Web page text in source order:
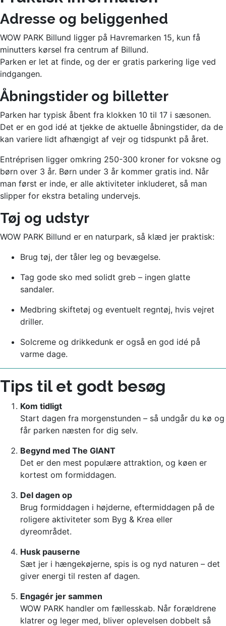
Adresse og beliggenhed
WOW PARK Billund ligger på Havremarken 15, kun få
minutters kørsel fra centrum af Billund.
Parken er let at finde, og der er gratis parkering lige ved
indgangen.
Åbningstider og billetter
Parken har typisk åbent fra klokken 10 til 17 i sæsonen.
Det er en god idé at tjekke de aktuelle åbningstider, da de
kan variere lidt afhængigt af vejr og tidspunkt på året.
Entréprisen ligger omkring 250-300 kroner for voksne og
børn over 3 år. Børn under 3 år kommer gratis ind. Når
man først er inde, er alle aktiviteter inkluderet, så man
slipper for ekstra betaling undervejs.
Tøj og udstyr
WOW PARK Billund er en naturpark, så klæd jer praktisk:
Brug tøj, der tåler leg og bevægelse.
Tag gode sko med solidt greb – ingen glatte
sandaler.
Medbring skiftetøj og eventuelt regntøj, hvis vejret
driller.
Solcreme og drikkedunk er også en god idé på
varme dage.
Tips til et godt besøg
Kom tidligt
Start dagen fra morgenstunden – så undgår du kø og
får parken næsten for dig selv.
Begynd med The GIANT
Det er den mest populære attraktion, og køen er
kortest om formiddagen.
Del dagen op
Brug formiddagen i højderne, eftermiddagen på de
roligere aktiviteter som Byg & Krea eller
dyreområdet.
Husk pauserne
Sæt jer i hængekøjerne, spis is og nyd naturen – det
giver energi til resten af dagen.
Engagér jer sammen
WOW PARK handler om fællesskab. Når forældrene
klatrer og leger med, bliver oplevelsen dobbelt så